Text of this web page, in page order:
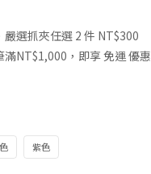
嚴選抓夾任選 2 件 NT$300
滿NT$1,000，即享 免運 優惠
紫色